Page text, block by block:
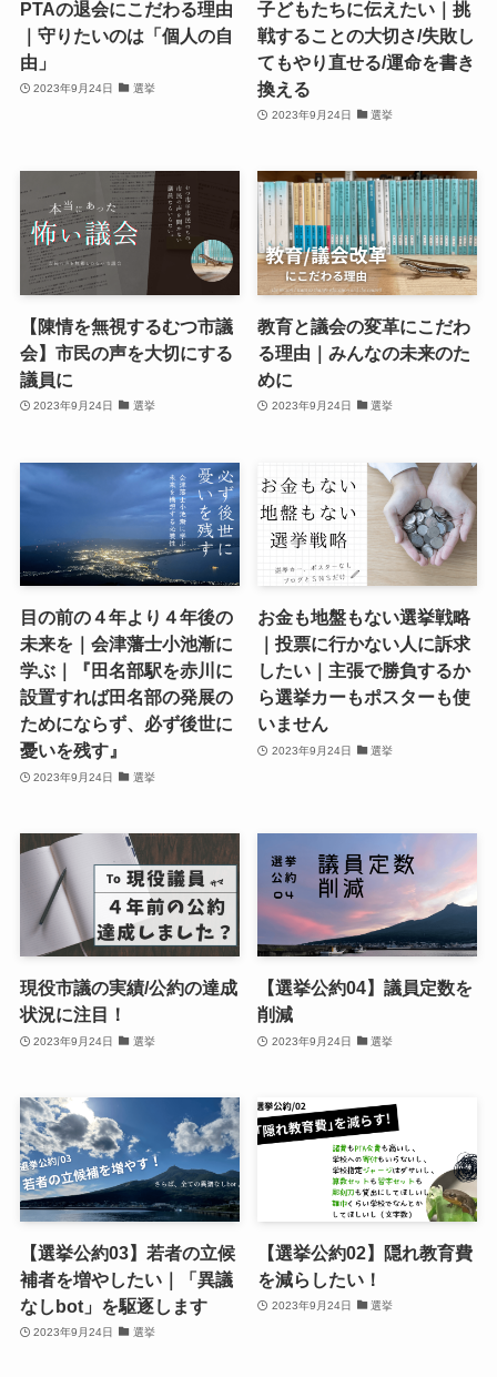
PTAの退会にこだわる理由
｜守りたいのは「個人の自
由」
2023年9月24日 選挙
子どもたちに伝えたい｜挑
戦することの大切さ/失敗し
てもやり直せる/運命を書き
換える
2023年9月24日 選挙
【陳情を無視するむつ市議
会】市民の声を大切にする
議員に
2023年9月24日 選挙
教育と議会の変革にこだわ
る理由｜みんなの未来のた
めに
2023年9月24日 選挙
目の前の４年より４年後の
未来を｜会津藩士小池漸に
学ぶ｜『田名部駅を赤川に
設置すれば田名部の発展の
ためにならず、必ず後世に
憂いを残す』
2023年9月24日 選挙
お金も地盤もない選挙戦略
｜投票に行かない人に訴求
したい｜主張で勝負するか
ら選挙カーもポスターも使
いません
2023年9月24日 選挙
現役市議の実績/公約の達成
状況に注目！
2023年9月24日 選挙
【選挙公約04】議員定数を
削減
2023年9月24日 選挙
【選挙公約03】若者の立候
補者を増やしたい｜「異議
なしbot」を駆逐します
2023年9月24日 選挙
【選挙公約02】隠れ教育費
を減らしたい！
2023年9月24日 選挙